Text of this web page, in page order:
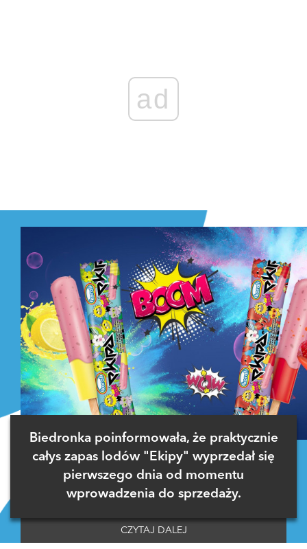
ad
Biedronka poinformowała, że praktycznie
całys zapas lodów "Ekipy" wyprzedał się
pierwszego dnia od momentu
wprowadzenia do sprzedaży.
CZYTAJ DALEJ